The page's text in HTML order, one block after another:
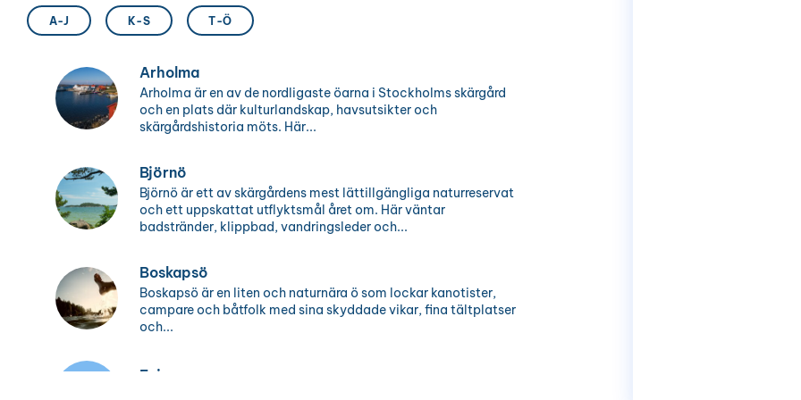
A-J K-S T-Ö
Arholma
Arholma är en av de nordligaste öarna i Stockholms skärgård
och en plats där kulturlandskap, havsutsikter och
skärgårdshistoria möts. Här...
Björnö
Björnö är ett av skärgårdens mest lättillgängliga naturreservat
och ett uppskattat utflyktsmål året om. Här väntar
badstränder, klippbad, vandringsleder och...
Boskapsö
Boskapsö är en liten och naturnära ö som lockar kanotister,
campare och båtfolk med sina skyddade vikar, fina tältplatser
och...
Fejan